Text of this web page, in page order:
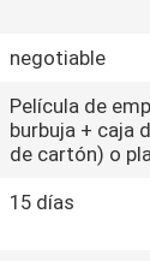
negotiable
Película de
burbuja + caja
de cartón) o
15 días